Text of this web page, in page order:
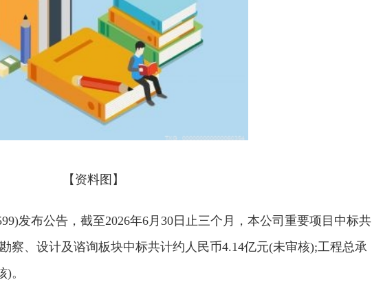
【资料图】
发布公告，截至2026年6月30日止三个月，本公司重要项目中标共
察、设计及谘询板块中标共计约人民币4.14亿元(未审核);工程总承
。